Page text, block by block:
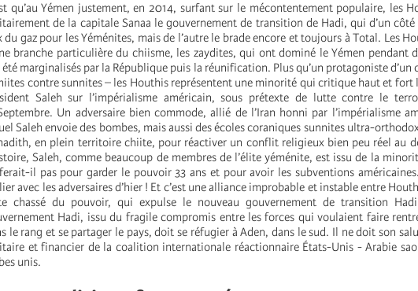
qu’au Yémen justement, en 2014, surfant sur le mécontentement populaire, les
de la capitale Sanaa le gouvernement de transition de Hadi, qui d’un
du gaz pour les Yéménites, mais de l’autre le brade encore et toujours à Total. Les
branche particulière du chiisme, les zaydites, qui ont dominé le Yémen pendant
marginalisés par la République puis la réunification. Plus qu’un protagoniste
contre sunnites – les Houthis représentent une minorité qui critique haut et fort
Saleh sur l’impérialisme américain, sous prétexte de lutte contre le
Un adversaire bien commode, allié de l’Iran honni par l’impérialisme
Saleh envoie des bombes, mais aussi des écoles coraniques sunnites ultra-
en plein territoire chiite, pour réactiver un conflit religieux bien peu réel au
Saleh, comme beaucoup de membres de l’élite yéménite, est issu de la
il pas pour garder le pouvoir 33 ans et pour avoir les subventions
avec les adversaires d’hier ! Et c’est une alliance improbable et instable entre
chassé du pouvoir, qui expulse le nouveau gouvernement de transition
Hadi, issu du fragile compromis entre les forces qui voulaient faire
le rang et se partager le pays, doit se réfugier à Aden, dans le sud. Il ne doit son
et financier de la coalition internationale réactionnaire États-Unis - Arabie
unis.